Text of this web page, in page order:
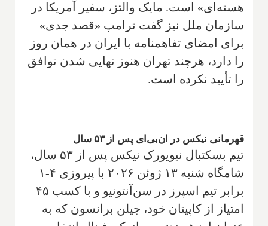
هسته‌ای» است. مایک والتز، سفیر آمریکا در
سازمان ملل نیز گفت ترامپ «قصد جدی»
برای امضای تفاهمنامه با ایران در همان روز
را دارد، هرچند تهران هنوز نهایی شدن توافق
را تأیید نکرده است.
قهرمانی نیکس در ان‌بی‌ای پس از ۵۳ سال
تیم بسکتبال نیویورک نیکس پس از ۵۳ سال،
شامگاه شنبه ۱۳ ژوئن ۲۰۲۶ با پیروزی ۴-۱
برابر تیم اسپرز در سن‌آنتونیو و با کسب ۴۵
امتیاز از کاپیتان خود، جیلن برانسون که به